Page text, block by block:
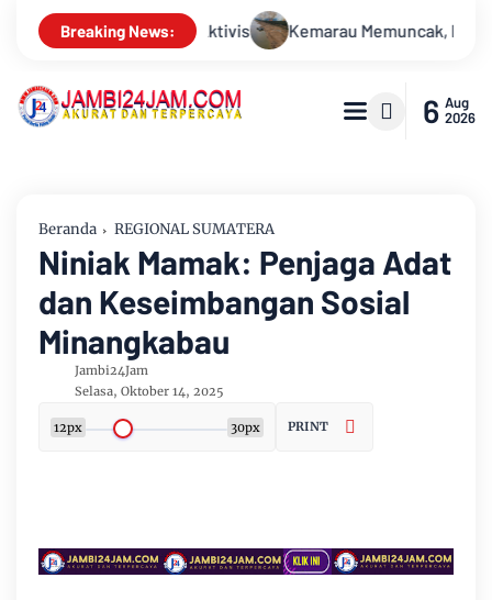
Breaking News:
Debit Sungai Batanghari Terus Menyusut, Jambi Hadapi
6 Aug
2026
Beranda REGIONAL SUMATERA
Niniak Mamak: Penjaga Adat
dan Keseimbangan Sosial
Minangkabau
Jambi24Jam
Selasa, Oktober 14, 2025
12px 30px PRINT